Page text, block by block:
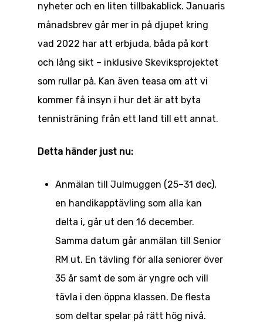
nyheter och en liten tillbakablick. Januaris
månadsbrev går mer in på djupet kring
vad 2022 har att erbjuda, båda på kort
och lång sikt – inklusive Skeviksprojektet
som rullar på. Kan även teasa om att vi
kommer få insyn i hur det är att byta
tennisträning från ett land till ett annat.
Detta händer just nu:
Anmälan till Julmuggen (25–31 dec),
en handikapptävling som alla kan
delta i, går ut den 16 december.
Samma datum går anmälan till Senior
RM ut. En tävling för alla seniorer över
35 år samt de som är yngre och vill
tävla i den öppna klassen. De flesta
som deltar spelar på rätt hög nivå.